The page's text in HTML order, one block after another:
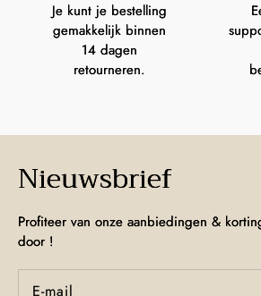
Je kunt je bestelling
gemakkelijk binnen
14 dagen
retourneren.
Nieuwsbrief
Profiteer van onze aanbiedingen &
door !
E‑mail